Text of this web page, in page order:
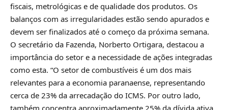
fiscais, metrológicas e de qualidade dos produtos. Os
balanços com as irregularidades estão sendo apurados e
devem ser finalizados até o começo da próxima semana.
O secretário da Fazenda, Norberto Ortigara, destacou a
importância do setor e a necessidade de ações integradas
como esta. “O setor de combustíveis é um dos mais
relevantes para a economia paranaense, representando
cerca de 23% da arrecadação do ICMS. Por outro lado,
também concentra aproximadamente 25% da dívida ativa